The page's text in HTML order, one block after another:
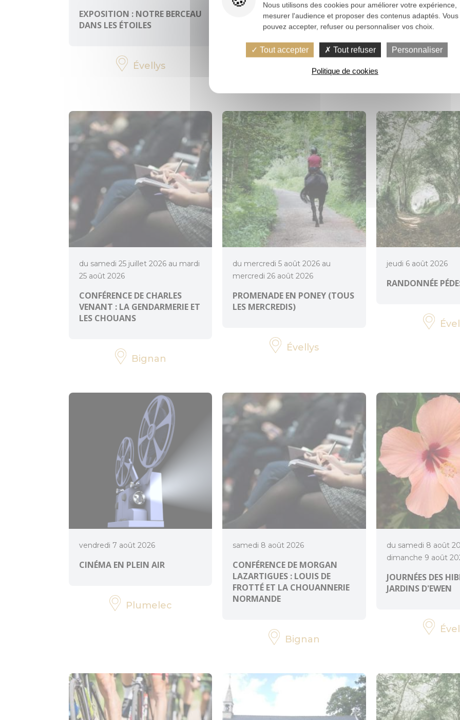
EXPOSITION : NOTRE BERCEAU
DANS LES ÉTOILES
Évellys
CONCOURS DE PÉTANQUE
Plumelin
EXPOSITION «
ET EAU, LES
du samedi 25 juillet 2026 au mardi
25 août 2026
CONFÉRENCE DE CHARLES
VENANT : LA GENDARMERIE ET
LES CHOUANS
Bignan
du mercredi 5 août 2026 au
mercredi 26 août 2026
PROMENADE EN PONEY (TOUS
LES MERCREDIS)
Évellys
jeudi 6 août 2026
RANDONNÉE
vendredi 7 août 2026
CINÉMA EN PLEIN AIR
Plumelec
samedi 8 août 2026
CONFÉRENCE DE MORGAN
LAZARTIGUES : LOUIS DE
FROTTÉ ET LA CHOUANNERIE
NORMANDE
Bignan
du samedi 8 août
dimanche 9 août
JOURNÉES DES
JARDINS D'EWEN
Nous utilisons des cookies pour améliorer votre expérience,
mesurer l'audience et proposer des contenus adaptés. Vous
pouvez accepter, refuser ou personnaliser vos choix.
Tout accepter Tout refuser Personnaliser
Politique de cookies